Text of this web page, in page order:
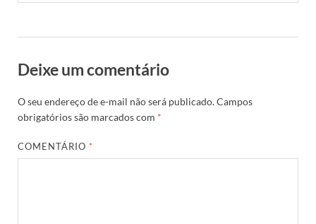
Deixe um comentário
O seu endereço de e-mail não será publicado.Campos
obrigatórios são marcados com *
COMENTÁRIO *